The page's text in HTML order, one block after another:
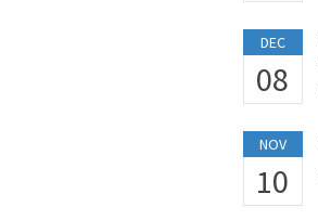
DEC
08
NOV
10